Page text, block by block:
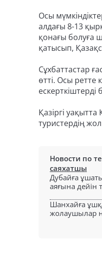
Осы
алдағы 8-13
қонағы болуға
қатысып,
Сұхбаттастар
өтті. Осы
ескерткіштерді
Қазіргі
туристердің
Новости по
саяхатшы
Дубайға
аяғына дейін
Шанхайға
жолаушылар